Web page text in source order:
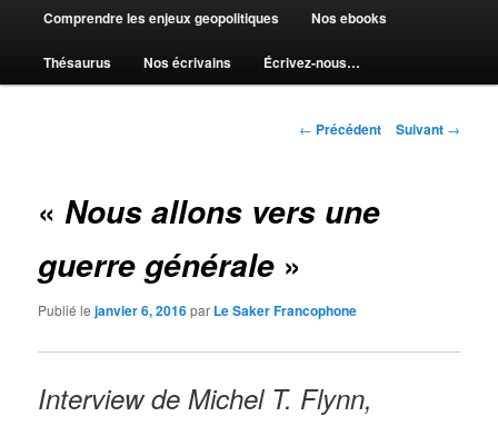
Comprendre les enjeux geopolitiques Nos ebooks
Thésaurus Nos écrivains Écrivez-nous…
Navigation
← Précédent Suivant →
«Nous allons vers une
guerre générale »
Publié lejanvier 6, 2016par Le Saker Francophone
Interview de Michel T. Flynn,